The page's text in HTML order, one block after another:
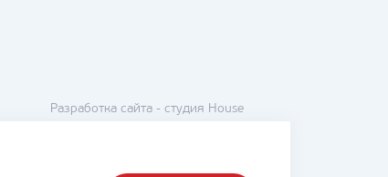
Разработка сайта - студия House